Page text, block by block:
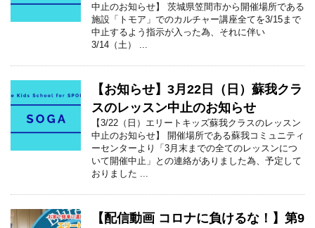
中止のお知らせ】 茨城県笠間市から開催場所である
施設「トモア」でのカルチャー講座全てを3/15まで
中止するよう指示が入った為、それに伴い
3/14（土） ...
【お知らせ】3月22日（日）蘇我クラ
スのレッスン中止のお知らせ
【3/22（日）エリートキッズ蘇我クラスのレッスン
中止のお知らせ】 開催場所である蘇我コミュニティ
ーセンターより「3月末までの全てのレッスンにつ
いて開催中止」との連絡がありました為、予定して
おりました ...
【配信動画 コロナに負けるな！】第9